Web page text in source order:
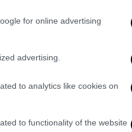
for online advertising
advertising.
to analytics like cookies on
to functionality of the website
Η
με τον Σαρ και
Σαρ - 34’